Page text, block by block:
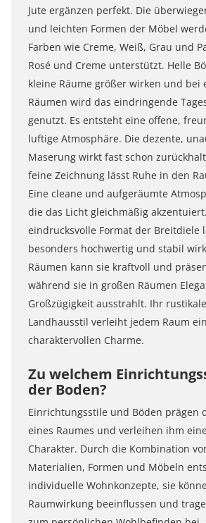
Jute ergänzen perfekt. Die
und leichten Formen der Möbel
Farben wie Creme, Weiß, Grau und
Rosé und Creme unterstützt. Helle
kleine Räume größer wirken und bei
Räumen wird das eindringende
genutzt. Es entsteht eine offene,
luftige Atmosphäre. Die dezente,
Maserung wirkt fast schon
feine Zeichnung lässt Ruhe in den
Eine cleane und aufgeräumte
die das Licht gleichmäßig
eindrucksvolle Format der Breitdiele
besonders hochwertig und stabil
Räumen kann sie kraftvoll und
während sie in großen Räumen
Großzügigkeit ausstrahlt. Ihr
Landhausstil verleiht jedem Raum
charaktervollen Charme.
Zu welchem
der Boden?
Einrichtungsstile und Böden prägen
eines Raumes und verleihen ihm
Charakter. Durch die Kombination
Materialien, Formen und Möbeln
individuelle Wohnkonzepte, sie
Raumwirkung beeinflussen und